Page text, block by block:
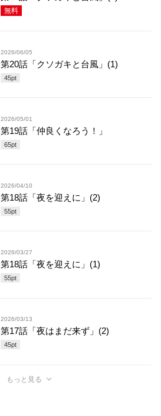
無料
2026/06/05
第20話「クソガキと台風」(1)
45pt
2026/05/01
第19話「仲良くなろう！」
65pt
2026/04/10
第18話「夜を迎えに」(2)
55pt
2026/03/27
第18話「夜を迎えに」(1)
55pt
2026/03/13
第17話「夜はまだ来ず」(2)
45pt
もっと見る